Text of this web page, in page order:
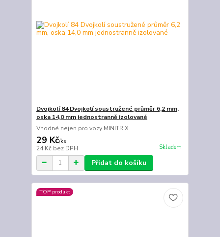
Dvojkolí 84 Dvojkolí soustružené průměr 6,2 mm,
oska 14,0 mm jednostranně izolované
Vhodné nejen pro vozy MINITRIX
29 Kč/ks
24 Kč bez DPH Skladem
Přidat do košíku
TOP produkt